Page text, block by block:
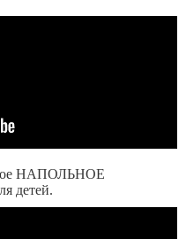
НАПОЛЬНОЕ
детей.